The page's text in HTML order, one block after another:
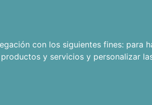
con los siguientes fines: para
y servicios y personalizar